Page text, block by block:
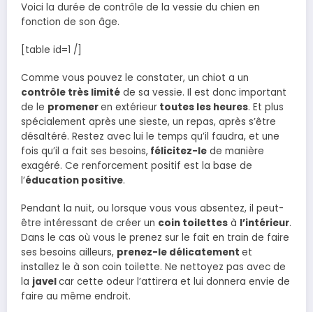
Voici la durée de contrôle de la vessie du chien en
fonction de son âge.
[table id=1 /]
Comme vous pouvez le constater, un chiot a un
contrôle très limité de sa vessie. Il est donc important
de le promeneren extérieur toutes les heures. Et plus
spécialement après une sieste, un repas, après s’être
désaltéré. Restez avec lui le temps qu’il faudra, et une
fois qu’il a fait ses besoins, félicitez-le de manière
exagéré. Ce renforcement positif est la base de
l’éducation positive.
Pendant la nuit, ou lorsque vous vous absentez, il peut-
être intéressant de créer un coin toilettes à l’intérieur.
Dans le cas où vous le prenez sur le fait en train de faire
ses besoins ailleurs, prenez-le délicatement et
installez le à son coin toilette. Ne nettoyez pas avec de
la javelcar cette odeur l’attirera et lui donnera envie de
faire au même endroit.